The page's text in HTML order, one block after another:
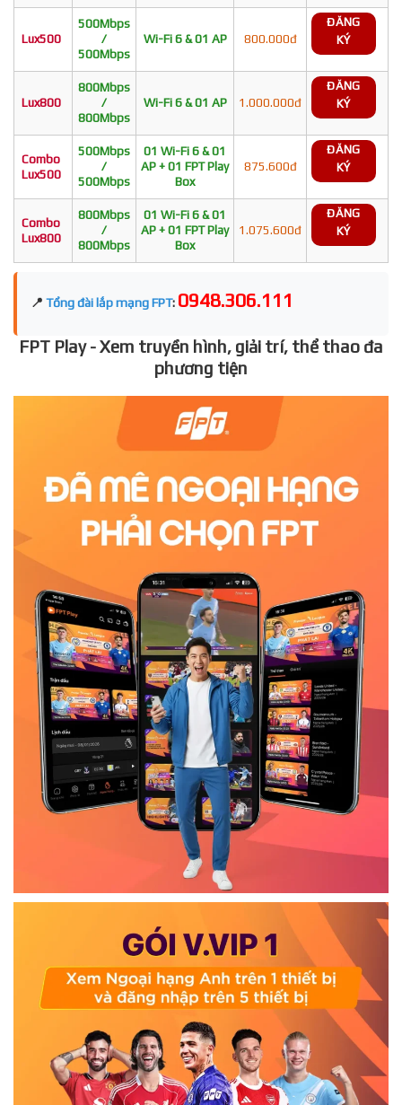
Lux500
500Mbps
/
500Mbps
Wi-Fi 6 & 01 AP 800.000đ
ĐĂNG
KÝ
Lux800
800Mbps
/
800Mbps
Wi-Fi 6 & 01 AP 1.000.000đ
ĐĂNG
KÝ
Combo
Lux500
500Mbps
/
500Mbps
01 Wi-Fi 6 & 01
AP + 01 FPT Play
Box
875.600đ
ĐĂNG
KÝ
Combo
Lux800
800Mbps
/
800Mbps
01 Wi-Fi 6 & 01
AP + 01 FPT Play
Box
1.075.600đ
ĐĂNG
KÝ
📍 Tổng đài lắp mạng FPT: 0948.306.111
FPT Play - Xem truyền hình, giải trí, thể thao đa
phương tiện